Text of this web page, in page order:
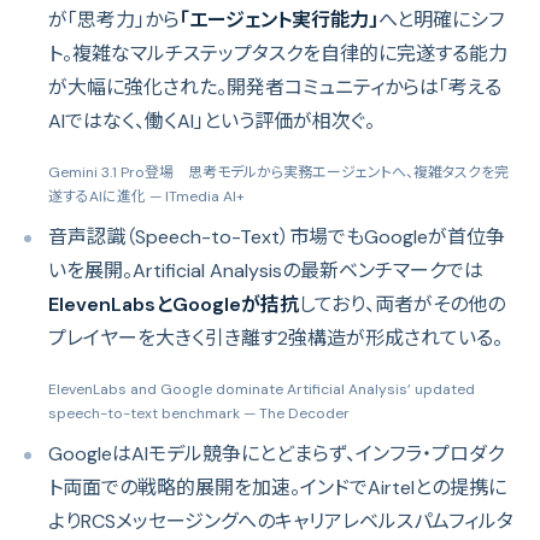
が「思考力」から「エージェント実行能力」へと明確にシフ
ト。複雑なマルチステップタスクを自律的に完遂する能力
が大幅に強化された。開発者コミュニティからは「考える
AIではなく、働くAI」という評価が相次ぐ。
Gemini 3.1 Pro登場 思考モデルから実務エージェントへ、複雑タスクを完
遂するAIに進化 — ITmedia AI+
音声認識（Speech-to-Text）市場でもGoogleが首位争
いを展開。Artificial Analysisの最新ベンチマークでは
ElevenLabsとGoogleが拮抗しており、両者がその他の
プレイヤーを大きく引き離す2強構造が形成されている。
ElevenLabs and Google dominate Artificial Analysis’ updated
speech-to-text benchmark — The Decoder
GoogleはAIモデル競争にとどまらず、インフラ・プロダク
ト両面での戦略的展開を加速。インドでAirtelとの提携に
よりRCSメッセージングへのキャリアレベルスパムフィルタ